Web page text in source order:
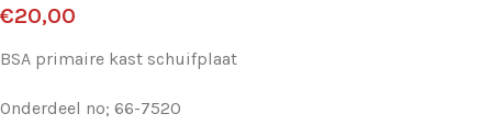
€20,00
BSA primaire kast schuifplaat
Onderdeel no; 66-7520